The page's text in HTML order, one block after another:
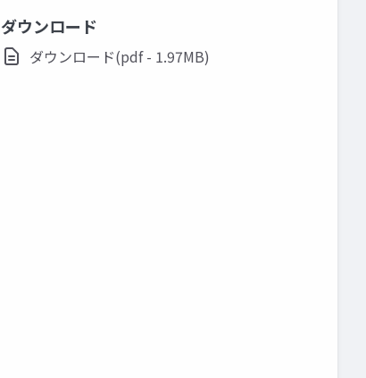
ダウンロード
ダウンロード(pdf - 1.97MB)